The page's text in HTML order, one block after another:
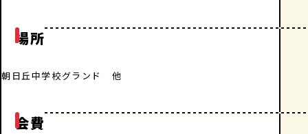
場所
朝日丘中学校グランド 他
会費